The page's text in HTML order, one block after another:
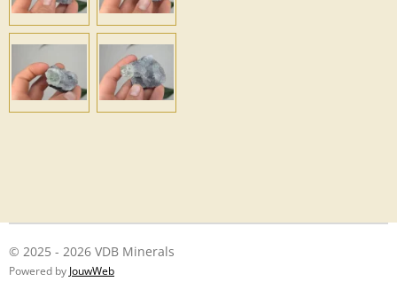
© 2025 - 2026 VDB Minerals
Powered by JouwWeb